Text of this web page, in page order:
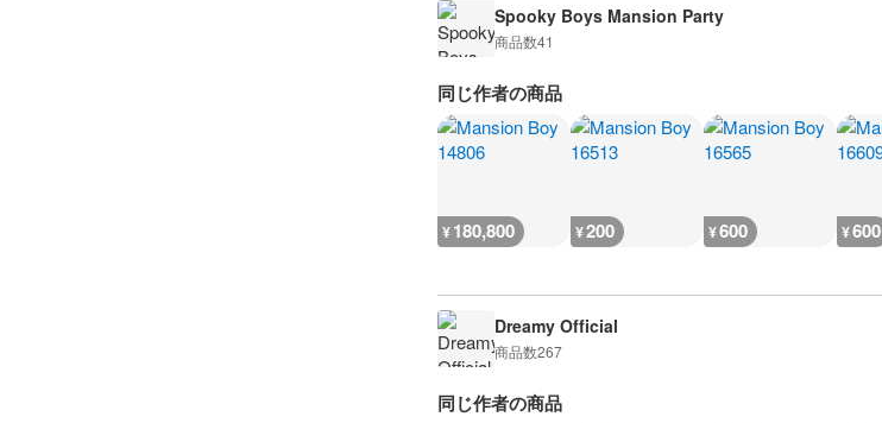
Spooky Boys Mansion Party
商品数41
同じ作者の商品
¥180,800 ¥200 ¥600 ¥600
Dreamy Official
商品数267
同じ作者の商品